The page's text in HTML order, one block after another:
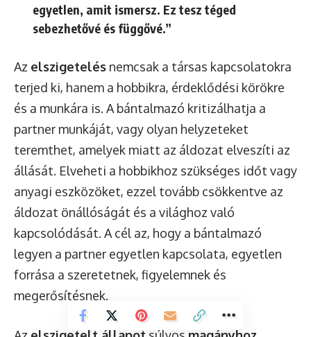
egyetlen, amit ismersz. Ez tesz téged
sebezhetővé és függővé.”
Az elszigetelés nemcsak a társas kapcsolatokra
terjed ki, hanem a hobbikra, érdeklődési körökre
és a munkára is. A bántalmazó kritizálhatja a
partner munkáját, vagy olyan helyzeteket
teremthet, amelyek miatt az áldozat elveszíti az
állását. Elveheti a hobbikhoz szükséges időt vagy
anyagi eszközöket, ezzel tovább csökkentve az
áldozat önállóságát és a világhoz való
kapcsolódását. A cél az, hogy a bántalmazó
legyen a partner egyetlen kapcsolata, egyetlen
forrása a szeretetnek, figyelemnek és
megerősítésnek.